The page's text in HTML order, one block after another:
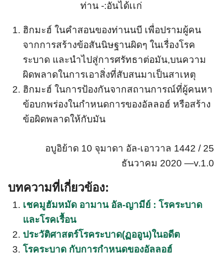
ท่าน -:อันได้เเก่
ฮิกมะฮ์ ในคำสอนของท่านนบี เพื่อปรามผู้คน
จากการสร้างข้อสันนิษฐานผิดๆ ในเรื่องโรค
ระบาด และนำไปสู่การศรัทธาต่อมัน,บนความ
ผิดพลาดในการเอาสิ่งที่สับสนมาเป็นสาเหตุ
ฮิกมะฮ์ ในการป้องกันจากสถานการณ์ที่ผู้คนหา
ข้อบกพร่องในกำหนดการของอัลลอฮ์ หรือสร้าง
ข้อผิดพลาดให้กับมัน
อบูอิย้าด 10 จุมาดา อัล-เอาวาล 1442 / 25
ธันวาคม 2020 —v.1.0
บทความที่เกี่ยวข้อง:
เชคมูฮัมหมัด อามาน อัล-ญามีย์ : โรคระบาด
และโรคเรื้อน
ประวัติศาสตร์โรคระบาด(ฏออูน)ในอดีต
โรคระบาด กับการกำหนดของอัลลอฮ์